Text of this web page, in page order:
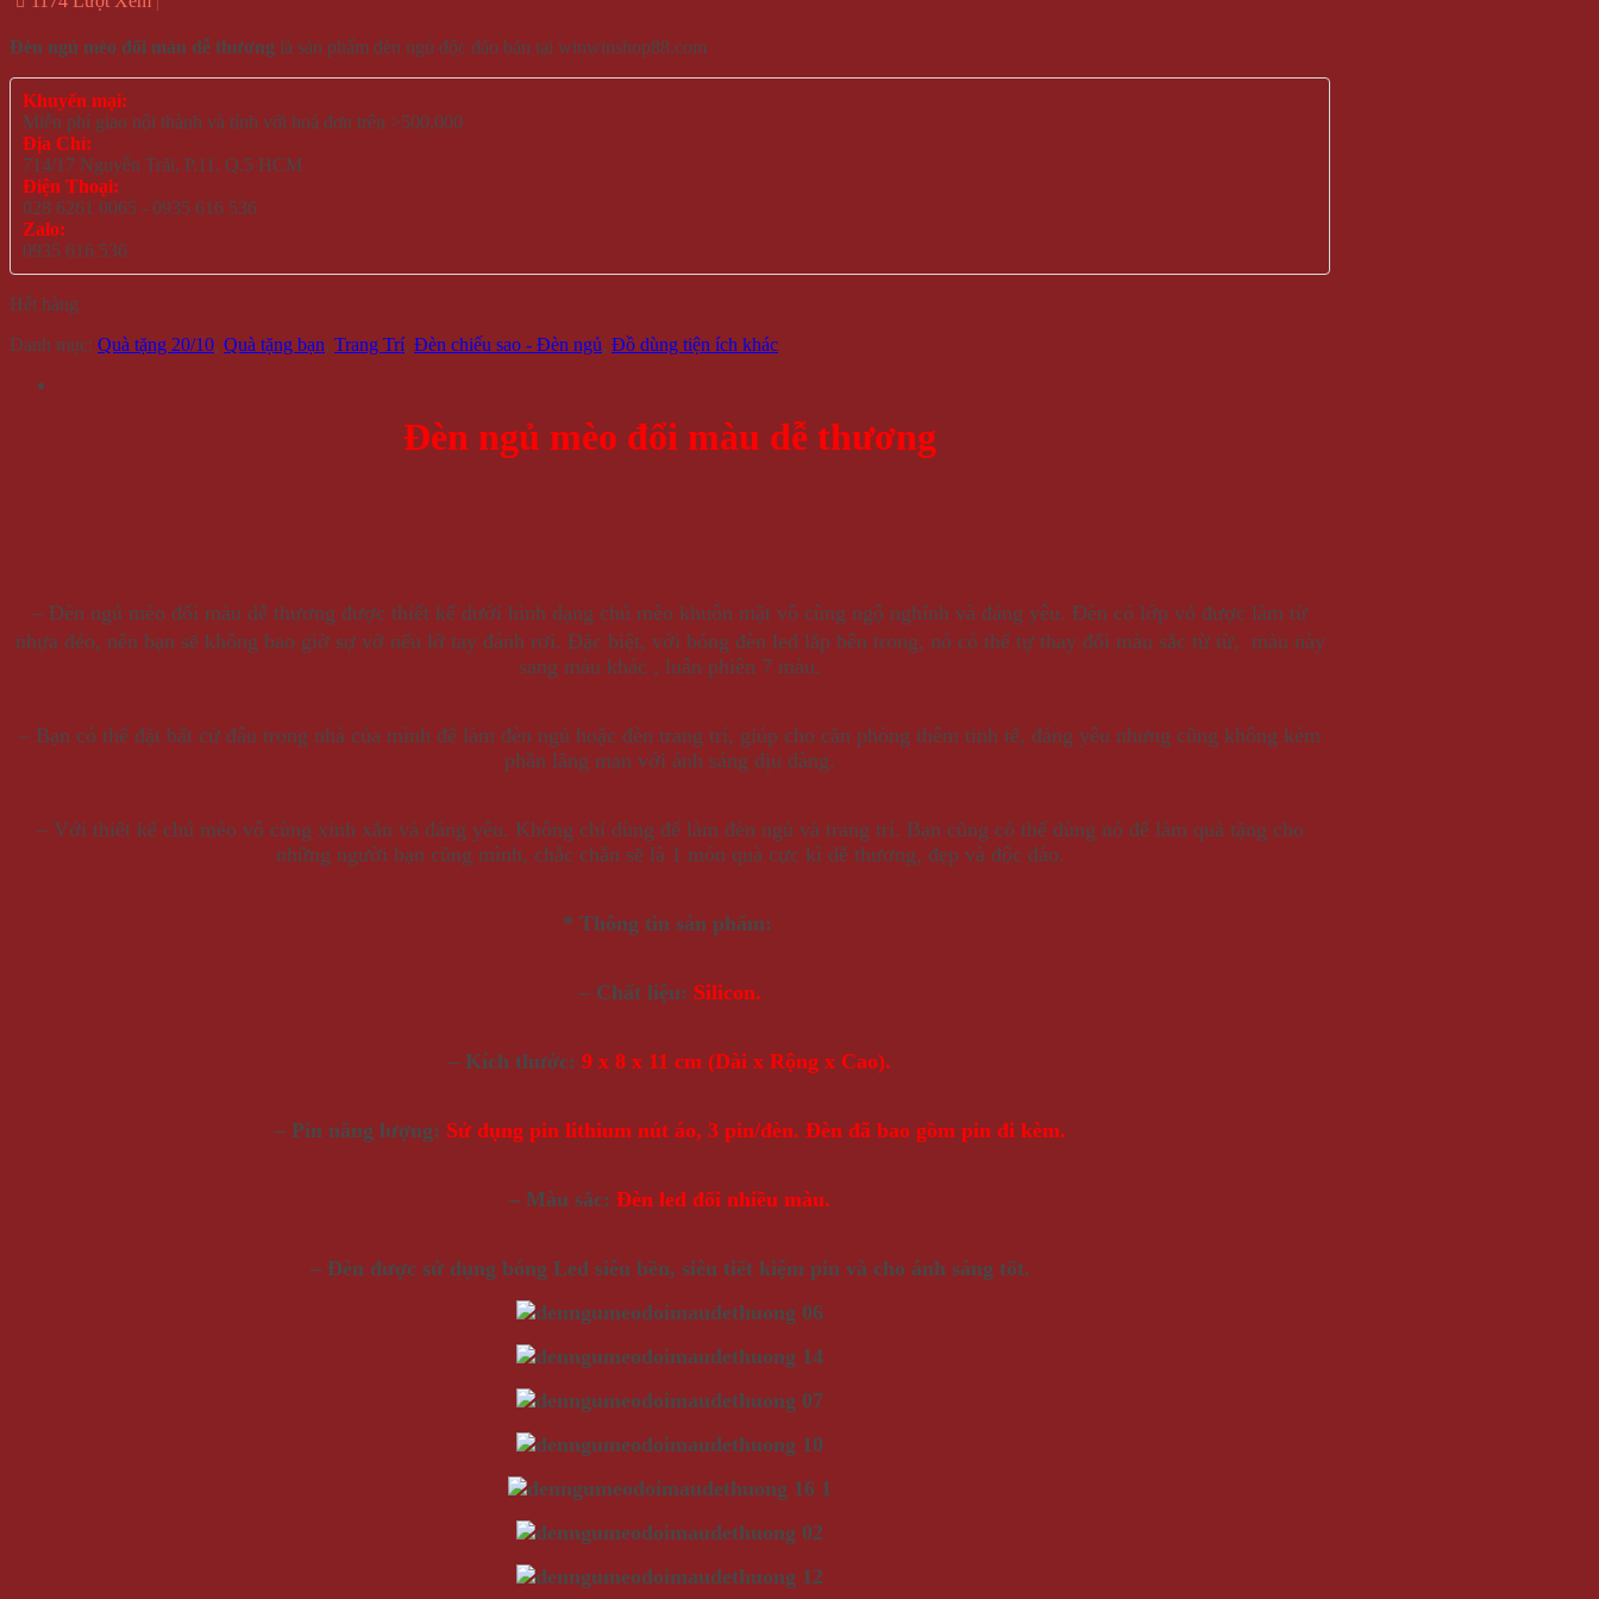
Đèn ngủ mèo đổi màu dễ thương là sản phẩm đèn ngủ độc đáo bán tại winwinshop88.com
Khuyến mại:
Miễn phí giao nội thành và tỉnh với hoá đơn trên >500.000
Địa Chỉ:
714/17 Nguyễn Trãi, P.11, Q.5 HCM
Điện Thoại:
028 6261 0065 - 0935 616 536
Zalo:
0935 616 536
Hết hàng
Danh mục: Quà tặng 20/10, Quà tặng bạn, Trang Trí, Đèn chiếu sao - Đèn ngủ, Đồ dùng tiện ích khác
Đèn ngủ mèo đổi màu dễ thương
– Đèn ngủ mèo đổi màu dễ thương được thiết kế dưới hình dạng chú mèo khuôn mặt vô cùng ngộ nghĩnh và đáng yêu. Đèn có lớp vỏ được làm từ
nhựa dẻo, nên bạn sẽ không bao giờ sợ vỡ nếu lỡ tay đánh rơi. Đặc biệt, với bóng đèn led lắp bên trong, nó có thể tự thay đổi màu sắc từ từ, màu này
sang màu khác , luân phiên 7 màu.
– Bạn có thể đặt bất cứ đâu trong nhà của mình để làm đèn ngủ hoặc đèn trang trí, giúp cho căn phòng thêm tinh tế, đáng yêu nhưng cũng không kém
phần lãng mạn với ánh sáng dịu dàng.
– Với thiết kế chú mèo vô cùng xinh xắn và đáng yêu. Không chỉ dùng để làm đèn ngủ và trang trí. Bạn cũng có thể dùng nó để làm quà tặng cho
những người bạn cũng mình, chắc chắn sẽ là 1 món quà cực kì dễ thương, đẹp và độc đáo.
* Thông tin sản phẩm:
– Chất liệu: Silicon.
– Kích thước: 9 x 8 x 11 cm (Dài x Rộng x Cao).
– Pin năng lượng: Sử dụng pin lithium nút áo, 3 pin/đèn. Đèn đã bao gồm pin đi kèm.
– Màu sắc: Đèn led đổi nhiều màu.
– Đèn được sử dụng bóng Led siêu bền, siêu tiết kiệm pin và cho ánh sáng tốt.